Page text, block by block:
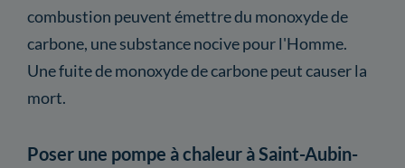
combustion peuvent émettre du monoxyde de
carbone, une substance nocive pour l'Homme.
Une fuite de monoxyde de carbone peut causer la
mort.
Poser une pompe à chaleur à Saint-Aubin-